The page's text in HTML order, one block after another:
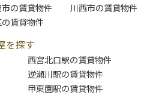
の賃貸物件
川西市の賃貸物件
賃貸物件
を探す
西宮北口駅の賃貸物件
逆瀬川駅の賃貸物件
甲東園駅の賃貸物件